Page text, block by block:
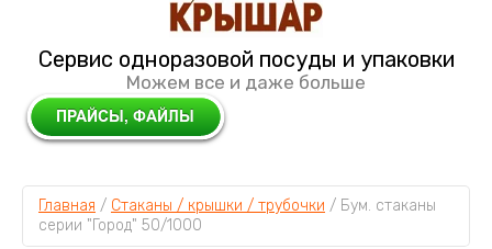
Сервис одноразовой посуды и упаковки
Можем все и даже больше
Главная / Стаканы / крышки / трубочки / Бум. стаканы
серии "Город" 50/1000